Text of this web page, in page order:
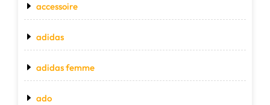
accessoire
adidas
adidas femme
ado